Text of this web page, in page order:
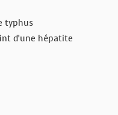
typhus
d’une hépatite